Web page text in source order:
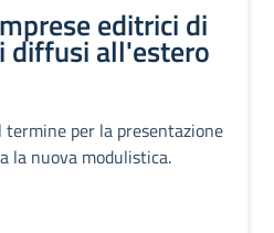
editrici di
diffusi all'estero
per la presentazione
la nuova modulistica.